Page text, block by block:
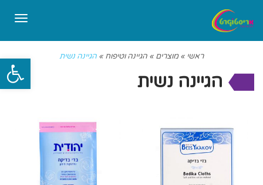
פתח
תפריט
ראשי » מוצרים » הגיינה וטיפוח » הגיינה נשית
הגיינה נשית